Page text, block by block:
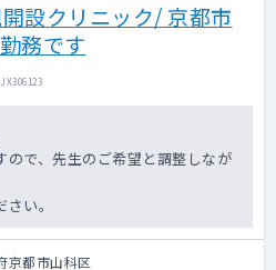
す。
層】
、徘徊、老人性うつ病、統合失調症な
層～高齢者まで幅広くご対応をお願い
ます)
開設クリニック/ 京都市
務です
で、先生のご希望と調整しなが
い。
京都市山科区